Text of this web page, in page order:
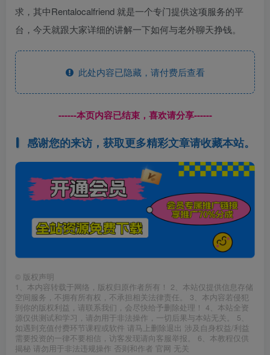
求，其中Rentalocalfriend 就是一个专门提供这项服务的平
台，今天就跟大家详细的讲解一下如何与老外聊天挣钱。
此处内容已隐藏，请付费后查看
------本页内容已结束，喜欢请分享------
感谢您的来访，获取更多精彩文章请收藏本站。
© 版权声明
1、本内容转载于网络，版权归原作者所有！ 2、本站仅提供信息存储
空间服务，不拥有所有权，不承担相关法律责任。 3、本内容若侵犯
到你的版权利益，请联系我们，会尽快给予删除处理！ 4、本站全资
源仅供测试和学习，请勿用于非法操作，一切后果与本站无关。 5、
如遇到充值付费环节课程或软件 请马上删除退出 涉及自身权益/利益
需要投资的一律不要相信，访客发现请向客服举报。 6、本教程仅供
揭秘 请勿用于非法违规操作 否则和作者 官网 无关